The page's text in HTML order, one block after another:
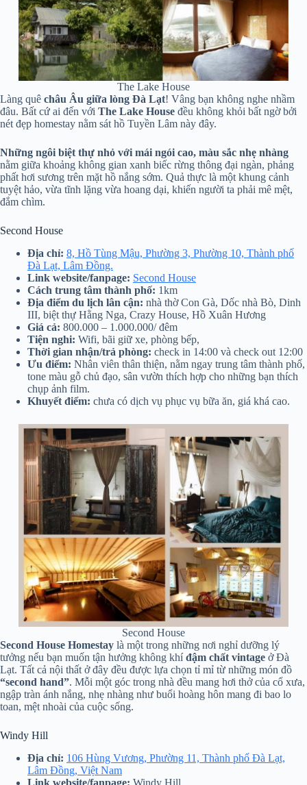
The Lake House
Làng quê châu Âu giữa lòng Đà Lạt! Vâng bạn không nghe nhầm
đâu. Bất cứ ai đến với The Lake House đều không khỏi bất ngờ bởi
nét đẹp homestay nằm sát hồ Tuyền Lâm này đây.
Những ngôi biệt thự nhỏ với mái ngói cao, màu sắc nhẹ nhàng
nằm giữa khoảng không gian xanh biếc rừng thông đại ngàn, phảng
phất hơi sương trên mặt hồ nắng sớm. Quả thực là một khung cảnh
tuyệt hảo, vừa tĩnh lặng vừa hoang dại, khiến người ta phải mê mệt,
đắm chìm.
Second House
Địa chỉ: 8, Hồ Tùng Mậu, Phường 3, Phường 10, Thành phố
Đà Lạt, Lâm Đồng.
Link website/fanpage: Second House
Cách trung tâm thành phố: 1km
Địa điểm du lịch lân cận: nhà thờ Con Gà, Dốc nhà Bò, Dinh
III, biệt thự Hằng Nga, Crazy House, Hồ Xuân Hương
Giá cả: 800.000 – 1.000.000/ đêm
Tiện nghi: Wifi, bãi giữ xe, phòng bếp,
Thời gian nhận/trả phòng: check in 14:00 và check out 12:00
Ưu điểm: Nhân viên thân thiện, nằm ngay trung tâm thành phố,
tone màu gỗ chủ đạo, sân vườn thích hợp cho những bạn thích
chụp ảnh film.
Khuyết điểm: chưa có dịch vụ phục vụ bữa ăn, giá khá cao.
Second House
Second House Homestay là một trong những nơi nghỉ dưỡng lý
tưởng nếu bạn muốn tận hưởng không khíđậm chất vintage ở Đà
Lạt. Tất cả nội thất ở đây đều được lựa chọn tỉ mỉ từ những món đồ
“second hand”. Mỗi một góc trong nhà đều mang hơi thở của cổ xưa,
ngập tràn ánh nắng, nhẹ nhàng như buổi hoàng hôn mang đi bao lo
toan, mệt nhoài của cuộc sống.
Windy Hill
Địa chỉ: 106 Hùng Vương, Phường 11, Thành phố Đà Lạt,
Lâm Đồng, Việt Nam
Link website/fanpage: Windy Hill